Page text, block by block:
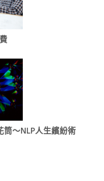
筒～NLP人生繽紛術